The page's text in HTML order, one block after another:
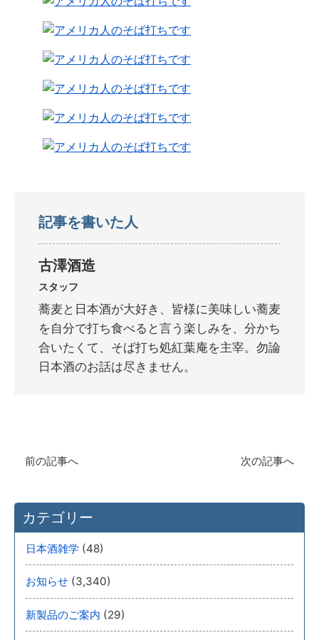
記事を書いた人
古澤酒造
スタッフ
蕎麦と日本酒が大好き、皆様に美味しい蕎麦
を自分で打ち食べると言う楽しみを、分かち
合いたくて、そば打ち処紅葉庵を主宰。勿論
日本酒のお話は尽きません。
前の記事へ 次の記事へ
カテゴリー
日本酒雑学 (48)
お知らせ (3,340)
新製品のご案内 (29)